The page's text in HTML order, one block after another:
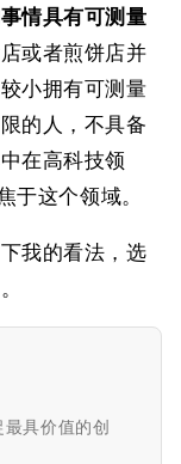
情具有可测量
或者煎饼店并
小拥有可测量
的人，不具备
在高科技领
于这个领域。
我的看法，选
具价值的创